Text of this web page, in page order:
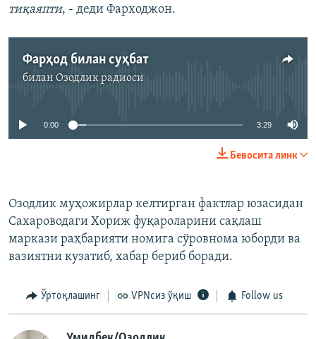
тиқаяпти, - деди Фарходжон.
Фарҳод билан суҳбат
билан Озодлик радиоси
Айни дамда медиа-манба мавжуд эмас
0:00 3:29
Бевосита линк
Озодлик муҳожирлар келтирган фактлар юзасидан
Сахароводаги Хориж фуқароларини сақлаш
маркази раҳбарияти номига сўровнома юборди ва
вазиятни кузатиб, хабар бериб боради.
Ўртоқлашинг VPNсиз ўқиш Follow us